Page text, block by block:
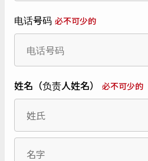
电话号码 必不可少的
姓名（负责人姓名） 必不可少的